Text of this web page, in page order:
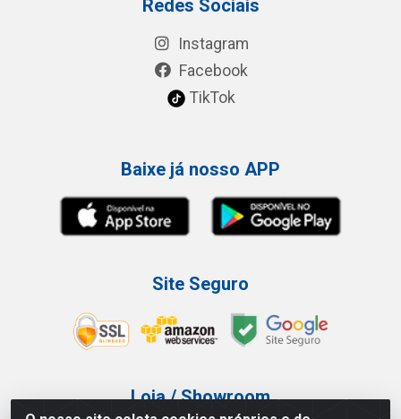
Redes Sociais
Instagram
Facebook
TikTok
Baixe já nosso APP
Site Seguro
Loja / Showroom